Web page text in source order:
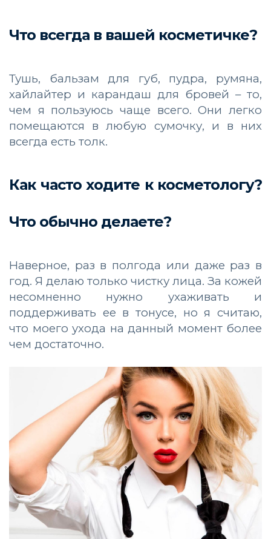
Что всегда в вашей косметичке?
Тушь, бальзам для губ, пудра, румяна,
хайлайтер и карандаш для бровей – то,
чем я пользуюсь чаще всего. Они легко
помещаются в любую сумочку, и в них
всегда есть толк.
Как часто ходите к косметологу?
Что обычно делаете?
Наверное, раз в полгода или даже раз в
год. Я делаю только чистку лица. За кожей
несомненно нужно ухаживать и
поддерживать ее в тонусе, но я считаю,
что моего ухода на данный момент более
чем достаточно.